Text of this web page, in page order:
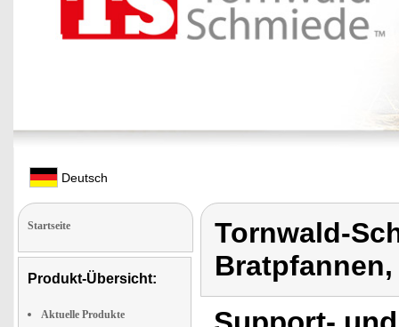
Deutsch
Startseite
Produkt-Übersicht:
Aktuelle Produkte
Tornwald-